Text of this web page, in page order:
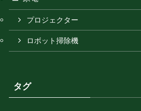
プロジェクター
ロボット掃除機
タグ